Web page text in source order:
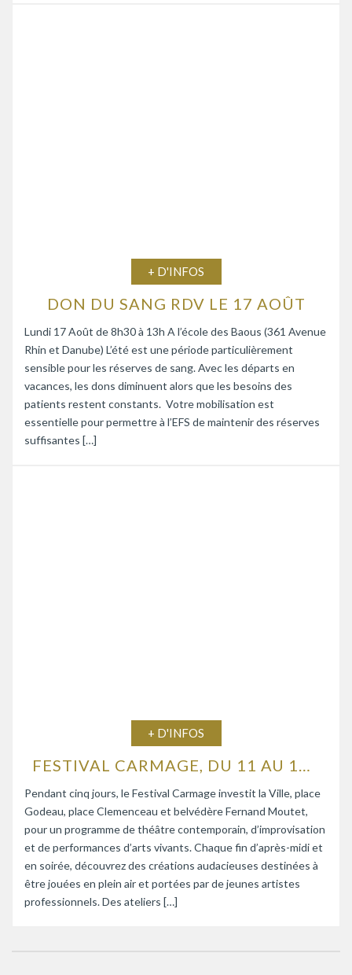
+ D'INFOS
DON DU SANG RDV LE 17 AOÛT
Lundi 17 Août de 8h30 à 13h A l’école des Baous (361 Avenue
Rhin et Danube) L’été est une période particulièrement
sensible pour les réserves de sang. Avec les départs en
vacances, les dons diminuent alors que les besoins des
patients restent constants. Votre mobilisation est
essentielle pour permettre à l’EFS de maintenir des réserves
suffisantes […]
+ D'INFOS
Pendant cinq jours, le Festival Carmage investit la Ville, place
Godeau, place Clemenceau et belvédère Fernand Moutet,
pour un programme de théâtre contemporain, d’improvisation
et de performances d’arts vivants. Chaque fin d’après-midi et
en soirée, découvrez des créations audacieuses destinées à
être jouées en plein air et portées par de jeunes artistes
professionnels. Des ateliers […]